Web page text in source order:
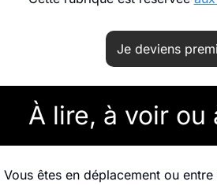
Je deviens
À lire, à voir ou
Vous êtes en déplacement ou